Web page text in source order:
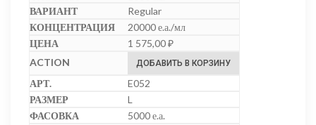
Regular
20000 е.а./мл
1 575,00₽
ДОБАВИТЬ В КОРЗИНУ
E052
L
5000 е.а.